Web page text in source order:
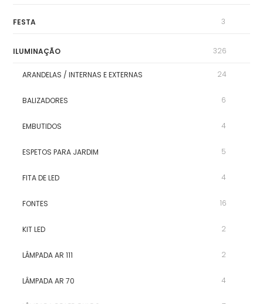
FESTA 3
ILUMINAÇÃO 326
ARANDELAS / INTERNAS E EXTERNAS 24
BALIZADORES 6
EMBUTIDOS 4
ESPETOS PARA JARDIM 5
FITA DE LED 4
FONTES 16
KIT LED 2
LÂMPADA AR 111 2
LÂMPADA AR 70 4